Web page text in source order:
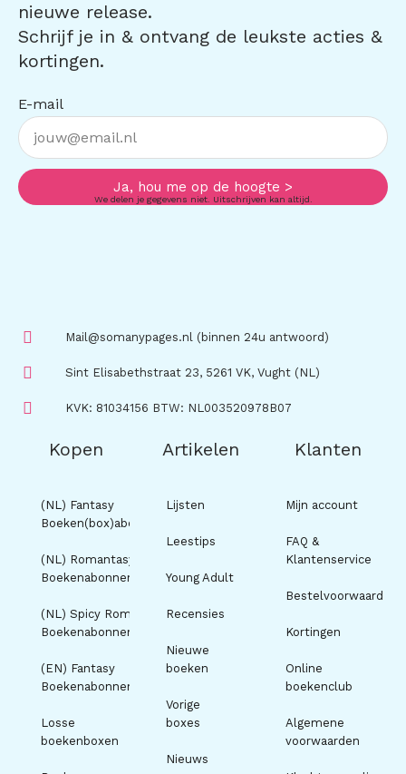
nieuwe release.
Schrijf je in & ontvang de leukste acties &
kortingen.
E-mail
Ja, hou me op de hoogte >
We delen je gegevens niet. Uitschrijven kan altijd.
Mail@somanypages.nl (binnen 24u antwoord)
Sint Elisabethstraat 23, 5261 VK, Vught (NL)
KVK: 81034156 BTW: NL003520978B07
Kopen
(NL) Fantasy
Boeken(box)abonnement
(NL) Romantasy
Boekenabonnement
(NL) Spicy Romance
Boekenabonnement
(EN) Fantasy
Boekenabonnement
Losse
boekenboxen
Artikelen
Lijsten
Leestips
Young Adult
Recensies
Nieuwe
boeken
Vorige
boxes
Nieuws
Klanten
Mijn account
FAQ &
Klantenservice
Bestelvoorwaarden
Kortingen
Online
boekenclub
Algemene
voorwaarden